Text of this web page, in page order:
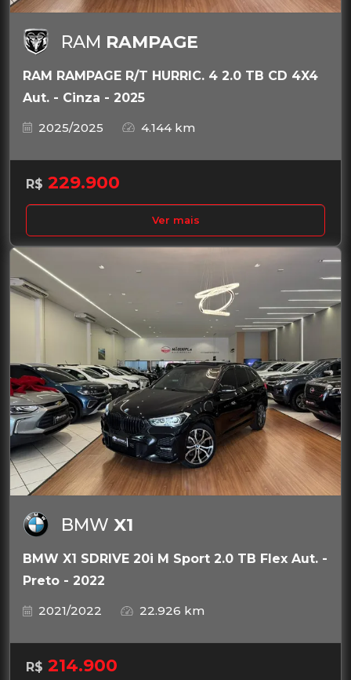
RAM RAMPAGE
RAM RAMPAGE R/T HURRIC. 4 2.0 TB CD 4X4
Aut. - Cinza - 2025
2025/2025
4.144 km
R$ 229.900
Ver mais
BMW X1
BMW X1 SDRIVE 20i M Sport 2.0 TB Flex Aut. -
Preto - 2022
2021/2022
22.926 km
R$ 214.900